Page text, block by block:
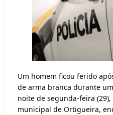
Um homem ficou ferido
de arma branca durante
noite de segunda-feira
municipal de Ortigueira,